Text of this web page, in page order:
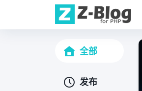
全部
发布